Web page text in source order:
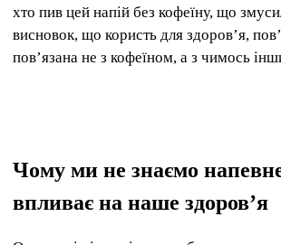
хто пив цей напій без кофеїну, що
висновок, що користь для здоров’я,
пов’язана не з кофеїном, а з чимось
Чому ми не знаємо
впливає на наше здоров’я